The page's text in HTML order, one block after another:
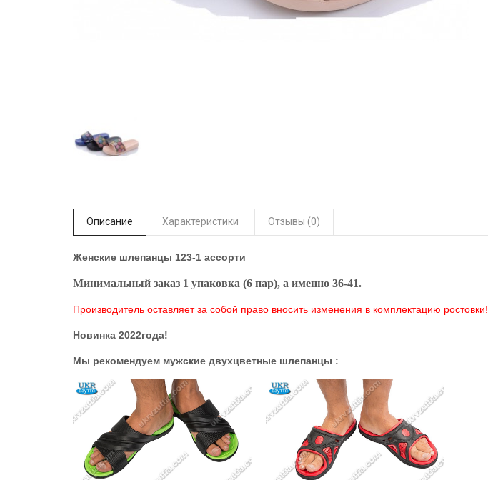
Описание Характеристики Отзывы (0)
Женские шлепанцы 123-1 ассорти
Минимальный заказ 1 упаковка (6 пар), а именно 36-41.
Производитель оставляет за собой право вносить изменения в комплектацию ростовки!
Новинка 2022года!
Мы рекомендуем мужские двухцветные шлепанцы :